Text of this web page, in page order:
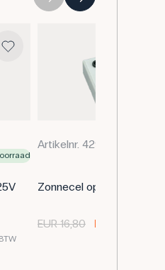
Artikelnr. 429400
Zonnecel op voet
EUR 16,80 EUR 15,10